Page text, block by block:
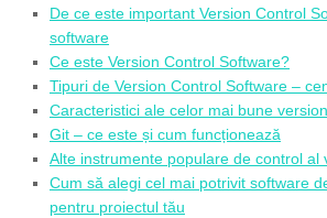
De ce este important Version Control
software
Ce este Version Control Software?
Tipuri de Version Control Software –
Caracteristici ale celor mai bune
Git – ce este și cum funcționează
Alte instrumente populare de control al
Cum să alegi cel mai potrivit software
pentru proiectul tău